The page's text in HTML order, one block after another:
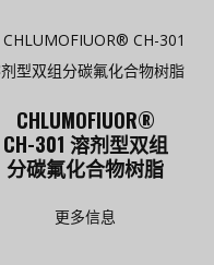
CHLUMOFIUOR®
CH-301 溶剂型双组
分碳氟化合物树脂
更多信息